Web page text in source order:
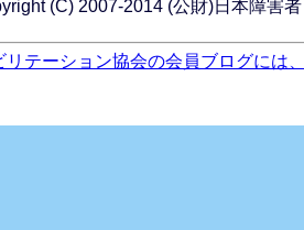
(C) 2007-2014 (公財)日本障害
リテーション協会の会員ブログには